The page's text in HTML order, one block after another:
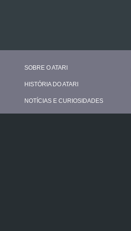
SOBRE O ATARI
HISTÓRIA DO ATARI
NOTÍCIAS E CURIOSIDADES